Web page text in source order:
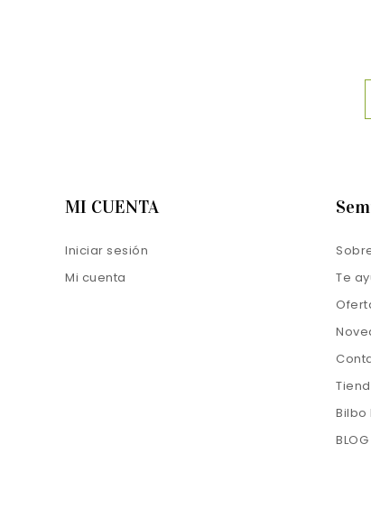
MI CUENTA
Iniciar sesión
Mi cuenta
Te
Bilbo
BLOG